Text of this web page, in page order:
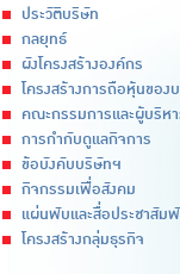
ประวัติบริษัท
กลยุทธ์
ผังโครงสร้างองค์กร
โครงสร้างการถือหุ้นของ
คณะกรรมการและผู้บริห
การกำกับดูแลกิจการ
ข้อบังคับบริษัทฯ
กิจกรรมเพื่อสังคม
แผ่นพับและสื่อประชาสัม
โครงสร้างกลุ่มธุรกิจ